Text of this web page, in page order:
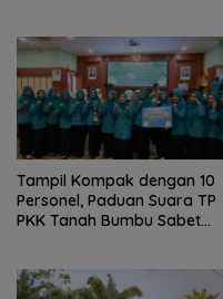
Tampil Kompak dengan 10
Personel, Paduan Suara TP
PKK Tanah Bumbu Sabet